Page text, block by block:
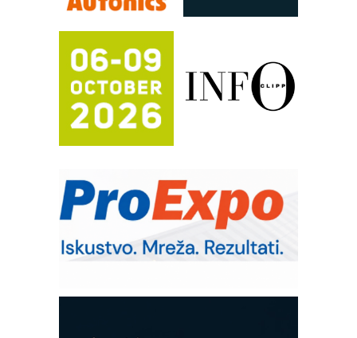
FANUC: Najbolje za vašu pametnu
Efikasno upravljanje energijom
Automatizacija pakovanja · Display
(Shelf-Ready) omotnice
Potpuna efikasnost bez složenih
sistema
Trajna oznaka kao dugoročna korist
IB BLUMENAUER - više od 40 godina
poverenja u industriji
RMQ-TITAN ADVANCED INDICATOR
– Pametna signalizacija za efikasnije
upravljanje mašinama
era CNC merenja